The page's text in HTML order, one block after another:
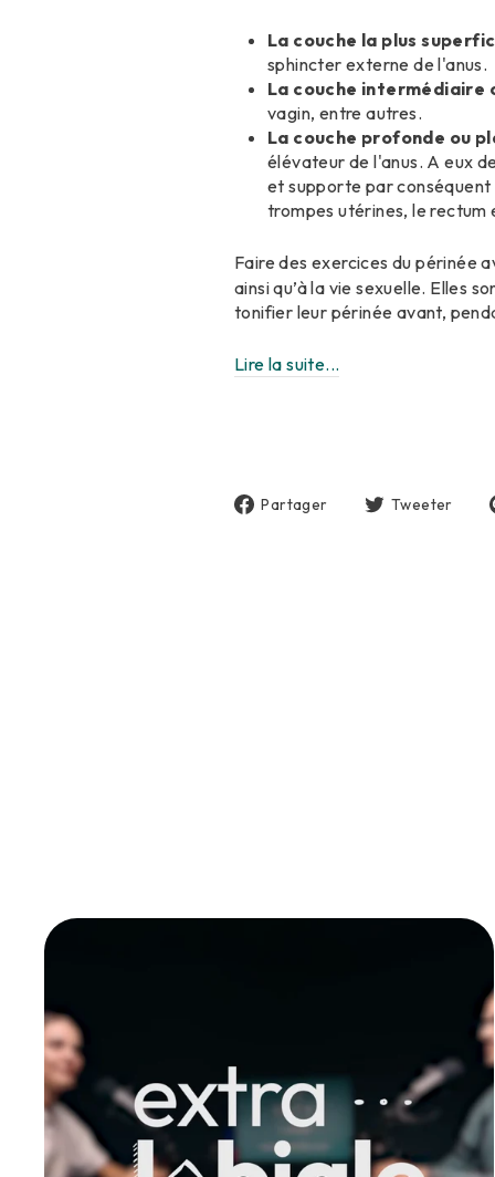
La couche la plus
sphincter externe de l'anus.
La couche intermédiaire
vagin, entre autres.
La couche profonde ou
élévateur de l'anus. A eux
et supporte par
trompes utérines, le
Faire des exercices du périnée
ainsi qu’à la vie sexuelle. Elles
tonifier leur périnée avant,
Lire la suite...
Partager
PartagerTweeter